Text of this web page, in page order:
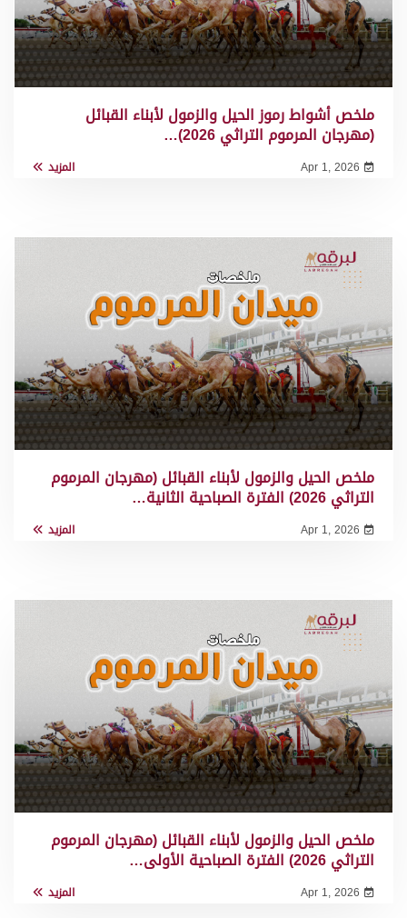
ملخص أشواط رموز الحيل والزمول لأبناء القبائل
(مهرجان المرموم التراثي 2026)…
Apr 1, 2026 المزيد
ملخص الحيل والزمول لأبناء القبائل (مهرجان المرموم
التراثي 2026) الفترة الصباحية الثانية…
Apr 1, 2026 المزيد
ملخص الحيل والزمول لأبناء القبائل (مهرجان المرموم
التراثي 2026) الفترة الصباحية الأولى…
Apr 1, 2026 المزيد